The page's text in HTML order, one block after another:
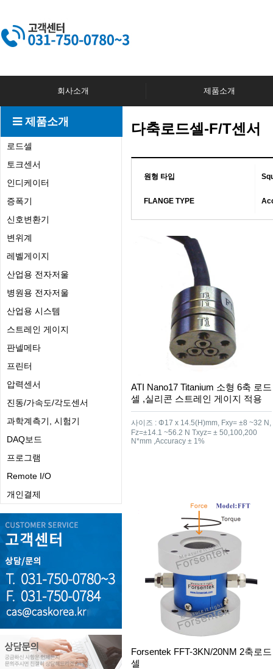
회사소개 제품소개
제품소개
로드셀
토크센서
인디케이터
증폭기
신호변환기
변위계
레벨게이지
산업용 전자저울
병원용 전자저울
산업용 시스템
스트레인 게이지
판넬메타
프린터
압력센서
진동/가속도/각도센서
과학계측기, 시험기
DAQ보드
프로그램
Remote I/O
개인결제
다축로드셀-F/T센서
원형 타입
FLANGE TYPE
ATI Nano17 Titanium 소형 6축 로드
셀 ,실리콘 스트레인 게이지 적용
사이즈 : Φ17 x 14.5(H)mm, Fxy= ±8 ~32 N,
Fz=±14.1 ~56.2 N Txyz= ± 50,100,200
N*mm ,Accuracy ± 1%
Forsentek FFT-3KN/20NM 2축로드
셀